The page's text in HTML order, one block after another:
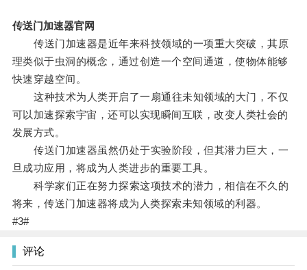
传送门加速器官网
传送门加速器是近年来科技领域的一项重大突破，其原
理类似于虫洞的概念，通过创造一个空间通道，使物体能够
快速穿越空间。
这种技术为人类开启了一扇通往未知领域的大门，不仅
可以加速探索宇宙，还可以实现瞬间互联，改变人类社会的
发展方式。
传送门加速器虽然仍处于实验阶段，但其潜力巨大，一
旦成功应用，将成为人类进步的重要工具。
科学家们正在努力探索这项技术的潜力，相信在不久的
将来，传送门加速器将成为人类探索未知领域的利器。
#3#
评论